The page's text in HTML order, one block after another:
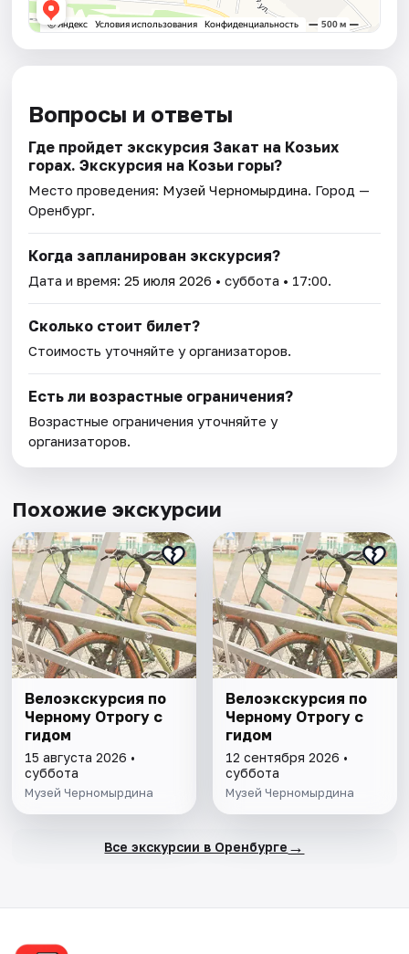
Вопросы и ответы
Где пройдет экскурсия Закат на Козьих
горах. Экскурсия на Козьи горы?
Место проведения: Музей Черномырдина. Город —
Оренбург.
Когда запланирован экскурсия?
Дата и время:25 июля 2026 • суббота • 17:00.
Сколько стоит билет?
Стоимость уточняйте у организаторов.
Есть ли возрастные ограничения?
Возрастные ограничения уточняйте у
организаторов.
Похожие экскурсии
Велоэкскурсия по
Черному Отрогу с
гидом
15 августа 2026 •
суббота
Музей Черномырдина
Велоэкскурсия по
Черному Отрогу с
гидом
12 сентября 2026 •
суббота
Музей Черномырдина
Все экскурсии в Оренбурге →